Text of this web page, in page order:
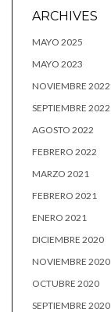
ARCHIVES
MAYO 2025
MAYO 2023
NOVIEMBRE 2022
SEPTIEMBRE 2022
AGOSTO 2022
FEBRERO 2022
MARZO 2021
FEBRERO 2021
ENERO 2021
DICIEMBRE 2020
NOVIEMBRE 2020
OCTUBRE 2020
SEPTIEMBRE 2020